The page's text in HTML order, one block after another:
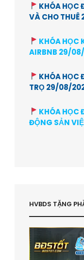
KHÓA HỌC
VÀ CHO
KHÓA HỌC
AIRBNB 29/
KHÓA HỌC
TRỌ 29/08/
KHÓA HỌC
ĐỘNG SẢN
HVBDS TẶNG